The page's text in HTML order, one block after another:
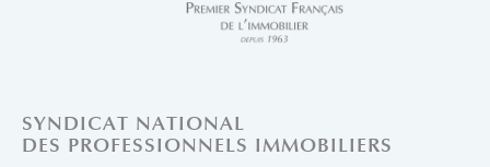
SYNDICAT NATIONAL
DES PROFESSIONNELS IMMOBILIERS